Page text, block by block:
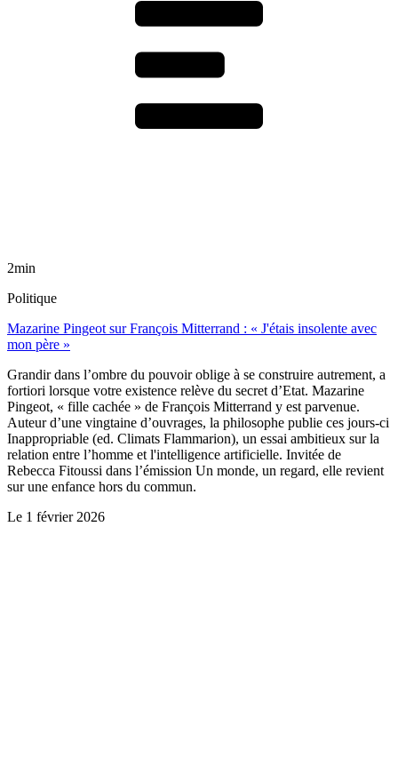
2min
Politique
Mazarine Pingeot sur François Mitterrand : « J'étais insolente avec
mon père »
Grandir dans l’ombre du pouvoir oblige à se construire autrement, a
fortiori lorsque votre existence relève du secret d’Etat. Mazarine
Pingeot, « fille cachée » de François Mitterrand y est parvenue.
Auteur d’une vingtaine d’ouvrages, la philosophe publie ces jours-ci
Inappropriable (ed. Climats Flammarion), un essai ambitieux sur la
relation entre l’homme et l'intelligence artificielle. Invitée de
Rebecca Fitoussi dans l’émission Un monde, un regard, elle revient
sur une enfance hors du commun.
Le 1 février 2026